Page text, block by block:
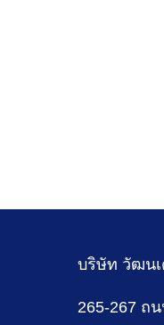
บริษัท วัฒนเ
265-267 ถ